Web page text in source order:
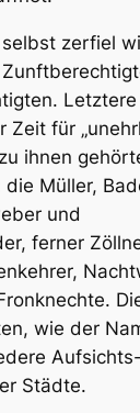
zerfiel
Zeit für
ihnen
Müller,
und
ferner
wie der
Städte.